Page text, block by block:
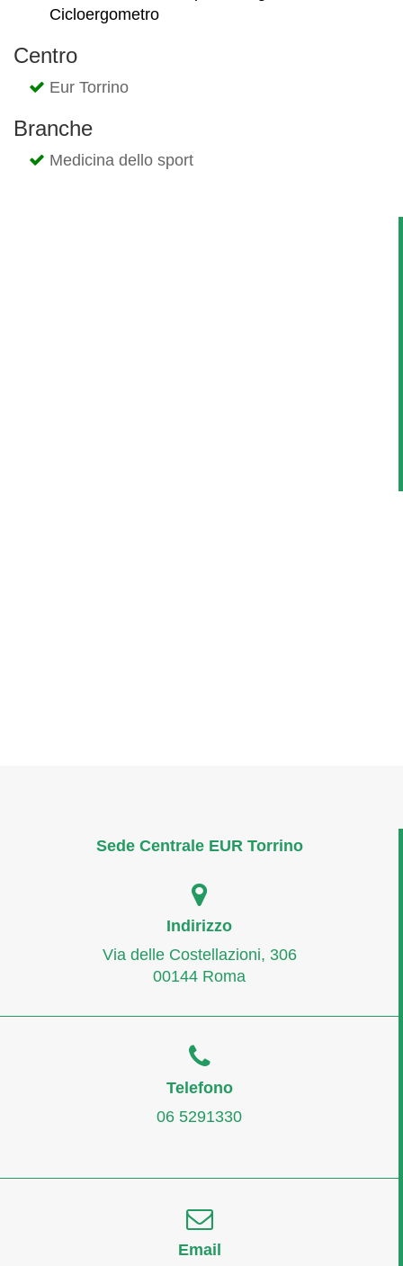
Cicloergometro
Centro
Eur Torrino
Branche
Medicina dello sport
Sede Centrale EUR Torrino
Indirizzo
Via delle Costellazioni, 306
00144 Roma
Telefono
06 5291330
Email